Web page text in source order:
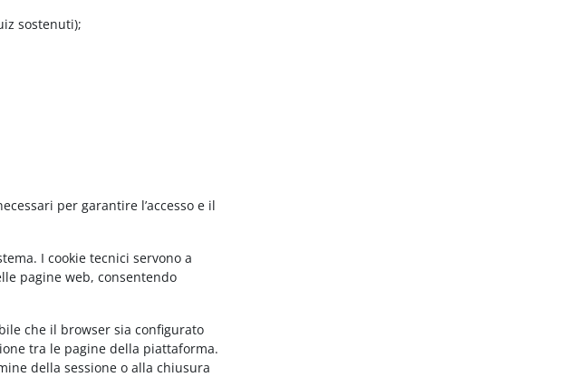
sostenuti);
per garantire l’accesso e il
I cookie tecnici servono a
pagine web, consentendo
che il browser sia configurato
tra le pagine della piattaforma.
della sessione o alla chiusura